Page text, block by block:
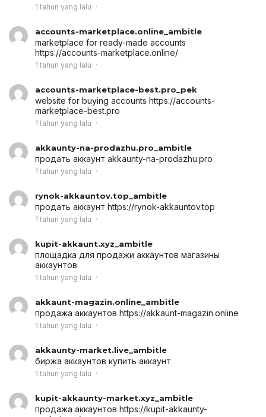
1 tahun yang lalu
accounts-marketplace.online_ambitle
marketplace for ready-made accounts
https://accounts-marketplace.online/
1 tahun yang lalu
accounts-marketplace-best.pro_pek
website for buying accounts https://accounts-
marketplace-best.pro
1 tahun yang lalu
akkaunty-na-prodazhu.pro_ambitle
продать аккаунт akkaunty-na-prodazhu.pro
1 tahun yang lalu
rynok-akkauntov.top_ambitle
продать аккаунт https://rynok-akkauntov.top
1 tahun yang lalu
kupit-akkaunt.xyz_ambitle
площадка для продажи аккаунтов магазины
аккаунтов
1 tahun yang lalu
akkaunt-magazin.online_ambitle
продажа аккаунтов https://akkaunt-magazin.online
1 tahun yang lalu
akkaunty-market.live_ambitle
биржа аккаунтов купить аккаунт
1 tahun yang lalu
kupit-akkaunty-market.xyz_ambitle
продажа аккаунтов https://kupit-akkaunty-